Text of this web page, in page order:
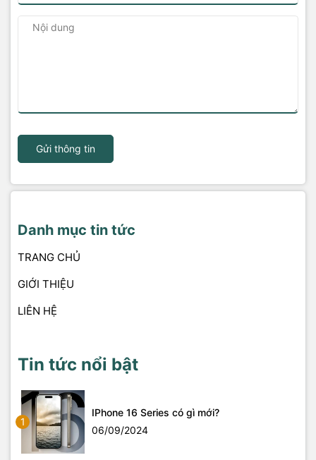
Gửi thông tin
Danh mục tin tức
TRANG CHỦ
GIỚI THIỆU
LIÊN HỆ
Tin tức nổi bật
1
IPhone 16 Series có gì mới?
06/09/2024